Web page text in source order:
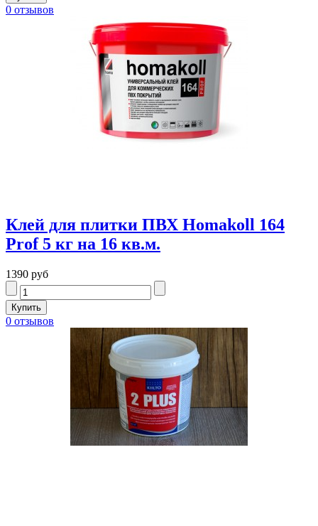
0 отзывов
Клей для плитки ПВХ Homakoll 164
Prof 5 кг на 16 кв.м.
1390 руб
0 отзывов